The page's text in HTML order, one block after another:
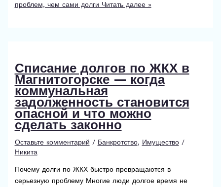
проблем, чем сами долги Читать далее »
Списание долгов по ЖКХ в
Магнитогорске — когда
коммунальная
задолженность становится
опасной и что можно
сделать законно
Оставьте комментарий / Банкротство, Имущество/
Никита
Почему долги по ЖКХ быстро превращаются в
серьезную проблему Многие люди долгое время не